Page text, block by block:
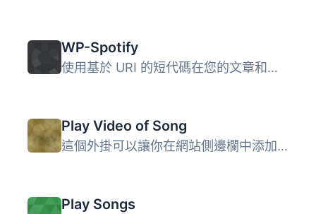
WP-Spotify
使用基於 URI 的短代碼在您的文章和頁面中連結 Spotify 音軌...
Play Video of Song
這個外掛可以讓你在網站側邊欄中添加一個按鈕，當點擊時會顯...
Play Songs